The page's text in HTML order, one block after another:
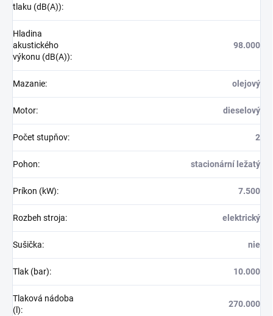
tlaku (dB(A)):
Hladina
akustického
výkonu (dB(A)):
98.000
Mazanie: olejový
Motor: dieselový
Počet stupňov: 2
Pohon: stacionární ležatý
Príkon (kW): 7.500
Rozbeh stroja: elektrický
Sušička: nie
Tlak (bar): 10.000
Tlaková nádoba
(l):
270.000